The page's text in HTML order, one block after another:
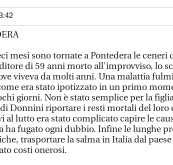
mesi sono tornate a Pontedera le ceneri
di 59 anni morto all’improvviso, lo
viveva da molti anni. Una malattia
era stato ipotizzato in un primo
giorni. Non è stato semplice per la
Donnini riportare i resti mortali del loro
al lutto era stato complicato capire le
ha fugato ogni dubbio. Infine le lunghe
trasportare la salma in Italia dal
costi onerosi.